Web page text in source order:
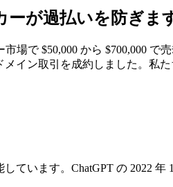
が過払いを防ぎま
で $50,000 から $700,000 で
イン取引を成約しました。私た
ています。ChatGPT の 2022 年